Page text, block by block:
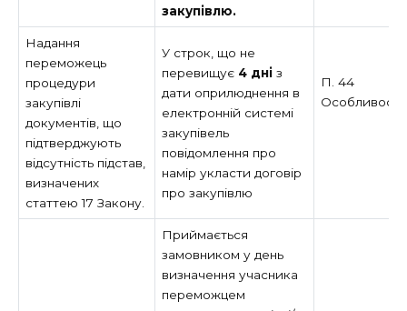
закупівлю.
Надання
переможець
процедури
закупівлі
документів, що
підтверджують
відсутність підстав,
визначених
статтею 17 Закону.
У строк, що не
перевищує 4 дні з
дати оприлюднення в
електронній системі
закупівель
повідомлення про
намір укласти договір
про закупівлю
П. 44
Приймається
замовником у день
визначення учасника
переможцем